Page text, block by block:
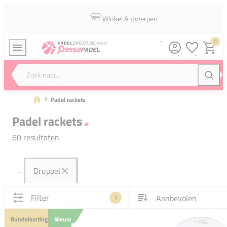
Winkel Antwerpen
Zoek naar...
0
Padel rackets
Padel rackets
60 resultaten
Druppel
Filter 1
Bundelkorting Nieuw